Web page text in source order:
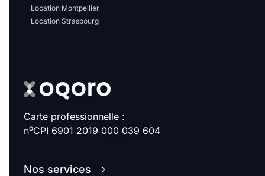
Location Montpellier
Location Strasbourg
Carte professionnelle :
noCPI 6901 2019 000 039 604
Nos services